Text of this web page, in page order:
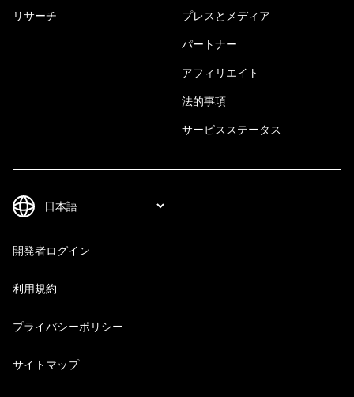
リサーチ プレスとメディア
パートナー
アフィリエイト
法的事項
サービスステータス
開発者ログイン
利用規約
プライバシーポリシー
サイトマップ